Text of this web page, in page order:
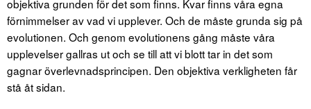
objektiva grunden för det som finns. Kvar finns våra egna
förnimmelser av vad vi upplever. Och de måste grunda sig på
evolutionen. Och genom evolutionens gång måste våra
upplevelser gallras ut och se till att vi blott tar in det som
gagnar överlevnadsprincipen. Den objektiva verkligheten får
stå åt sidan.